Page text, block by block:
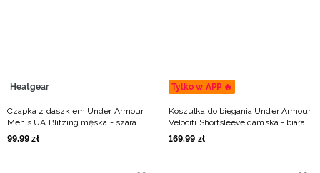
Heatgear
Czapka z daszkiem Under Armour
Men's UA Blitzing męska - szara
99,99 zł
Tylko w APP 🔥
Koszulka do biegania Under Armour
Velociti Shortsleeve damska - biała
169,99 zł
Słowacki / EUR
Ukraiński / UAH